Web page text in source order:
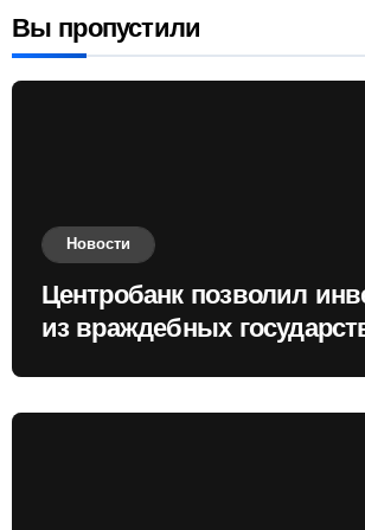
Вы пропустили
Новости
Центробанк позволил
из враждебных